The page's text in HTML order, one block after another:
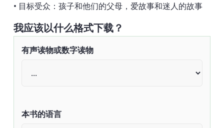
• 目标受众：孩子和他们的父母，爱故事和迷人的故事
我应该以什么格式下载？
有声读物或数字读物
本书的语言